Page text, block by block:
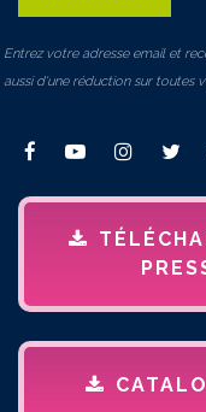
Entrez votre adresse email et
aussi d'une réduction sur toutes